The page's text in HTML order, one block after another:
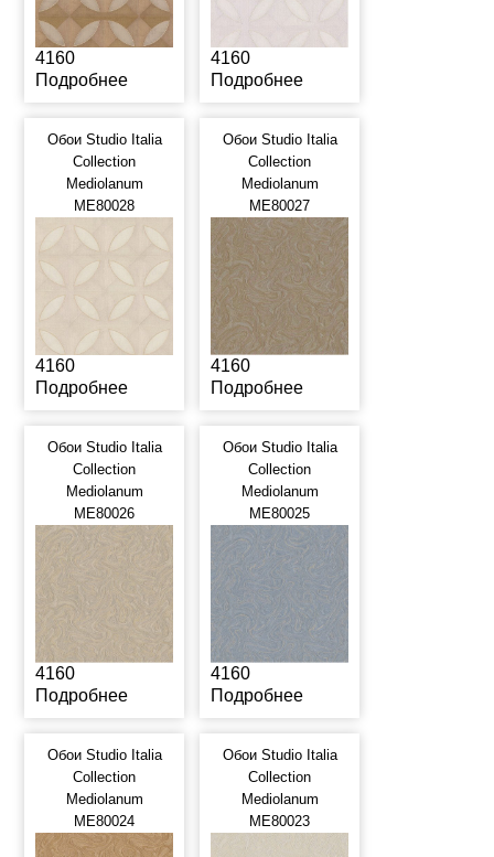
4160
Подробнее
4160
Подробнее
Обои Studio Italia
Collection
Mediolanum
ME80028
4160
Подробнее
Обои Studio Italia
Collection
Mediolanum
ME80027
4160
Подробнее
Обои Studio Italia
Collection
Mediolanum
ME80026
4160
Подробнее
Обои Studio Italia
Collection
Mediolanum
ME80025
4160
Подробнее
Обои Studio Italia
Collection
Mediolanum
ME80024
Обои Studio Italia
Collection
Mediolanum
ME80023